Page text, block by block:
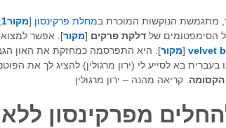
, מתגמשת הנוקשות המוכרת במחלת פרקינסון [מקור1
הסימפטומים של דלקת פרקים [מקור]. אפשר
velvet
[מקור]. היא התפרסמה כמחזקת את האון
בא לסייע לי (ירון מרגולין) להציג לך את
. קריאה מהנה – ירון מרגולין
מפרקינסון